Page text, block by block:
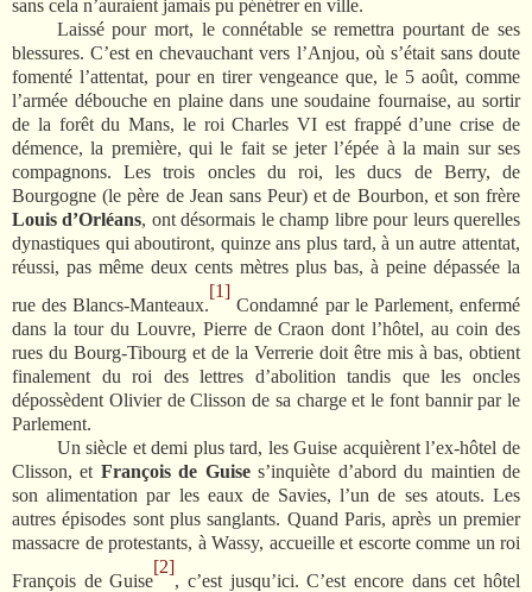
sans cela n’auraient jamais pu pénétrer en ville.
Laissé pour mort, le connétable se remettra pourtant de ses
blessures. C’est en chevauchant vers l’Anjou, où s’était sans doute
fomenté l’attentat, pour en tirer vengeance que, le 5 août, comme
l’armée débouche en plaine dans une soudaine fournaise, au sortir
de la forêt du Mans, le roi Charles VI est frappé d’une crise de
démence, la première, qui le fait se jeter l’épée à la main sur ses
compagnons. Les trois oncles du roi, les ducs de Berry, de
Bourgogne (le père de Jean sans Peur) et de Bourbon, et son frère
Louis d’Orléans, ont désormais le champ libre pour leurs querelles
dynastiques qui aboutiront, quinze ans plus tard, à un autre attentat,
réussi, pas même deux cents mètres plus bas, à peine dépassée la
rue des Blancs-Manteaux.
[1]
Condamné par le Parlement, enfermé
dans la tour du Louvre, Pierre de Craon dont l’hôtel, au coin des
rues du Bourg-Tibourg et de la Verrerie doit être mis à bas, obtient
finalement du roi des lettres d’abolition tandis que les oncles
dépossèdent Olivier de Clisson de sa charge et le font bannir par le
Parlement.
Un siècle et demi plus tard, les Guise acquièrent l’ex-hôtel de
Clisson, et François de Guises’inquiète d’abord du maintien de
son alimentation par les eaux de Savies, l’un de ses atouts. Les
autres épisodes sont plus sanglants. Quand Paris, après un premier
massacre de protestants, à Wassy, accueille et escorte comme un roi
François de Guise
[2]
, c’est jusqu’ici. C’est encore dans cet hôtel